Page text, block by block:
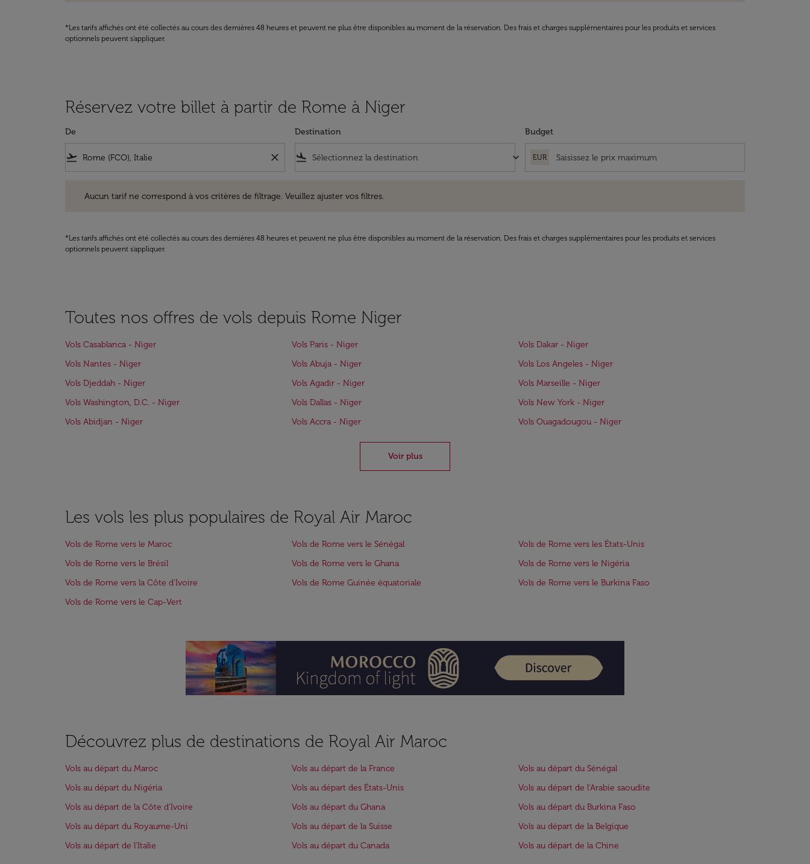
*Les tarifs affichés ont été collectés au cours des dernières 48 heures et peuvent ne plus être disponibles au moment de la réservation. Des frais et charges supplémentaires pour les produits et services
optionnels peuvent s'appliquer.
Réservez votre billet à partir de Rome à Niger
De
flight_takeoff close
Destination
flight_land keyboard_arrow_down
Budget
EUR
Aucun tarif ne correspond à vos critères de filtrage. Veuillez ajuster vos filtres.
*Les tarifs affichés ont été collectés au cours des dernières 48 heures et peuvent ne plus être disponibles au moment de la réservation. Des frais et charges supplémentaires pour les produits et services
optionnels peuvent s'appliquer.
Toutes nos offres de vols depuis Rome Niger
Vols Casablanca - Niger Vols Paris - Niger
Vols Dakar - Niger
Vols Nantes - Niger
Vols Abuja - Niger
Vols Los Angeles - Niger
Vols Djeddah - Niger
Vols Agadir - Niger
Vols Marseille - Niger
Vols Washington, D.C. - Niger
Vols Dallas - Niger
Vols New York - Niger
Vols Abidjan - Niger
Vols Accra - Niger Vols Ouagadougou - Niger
Voir plus
Les vols les plus populaires de Royal Air Maroc
Vols de Rome vers le Maroc Vols de Rome vers le Sénégal
Vols de Rome vers les États-Unis
Vols de Rome vers le Brésil
Vols de Rome vers le Ghana
Vols de Rome vers le Nigéria
Vols de Rome vers la Côte d'Ivoire
Vols de Rome Guinée équatoriale
Vols de Rome vers le Burkina Faso
Vols de Rome vers le Cap-Vert
Découvrez plus de destinations de Royal Air Maroc
Vols au départ du Maroc Vols au départ de la France
Vols au départ du Sénégal
Vols au départ du Nigéria
Vols au départ des États-Unis
Vols au départ de l'Arabie saoudite
Vols au départ de la Côte d'Ivoire
Vols au départ du Ghana
Vols au départ du Burkina Faso
Vols au départ du Royaume-Uni
Vols au départ de la Suisse
Vols au départ de la Belgique
Vols au départ de l'Italie
Vols au départ du Canada Vols au départ de la Chine